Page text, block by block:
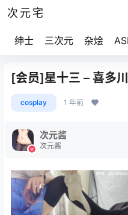
次元宅
绅士 三次元 杂烩
[会员]星十三 – 喜多
cosplay 1 年前
次元酱
次元酱